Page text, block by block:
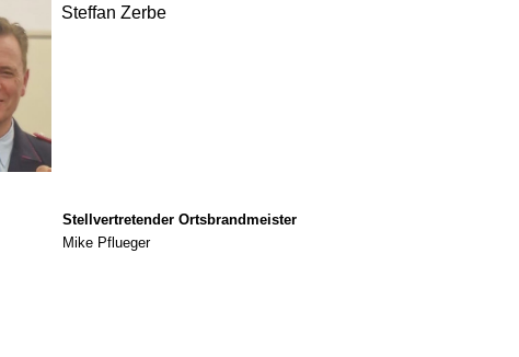
Steffan Zerbe
Stellvertretender Ortsbrandmeister
Mike Pflueger